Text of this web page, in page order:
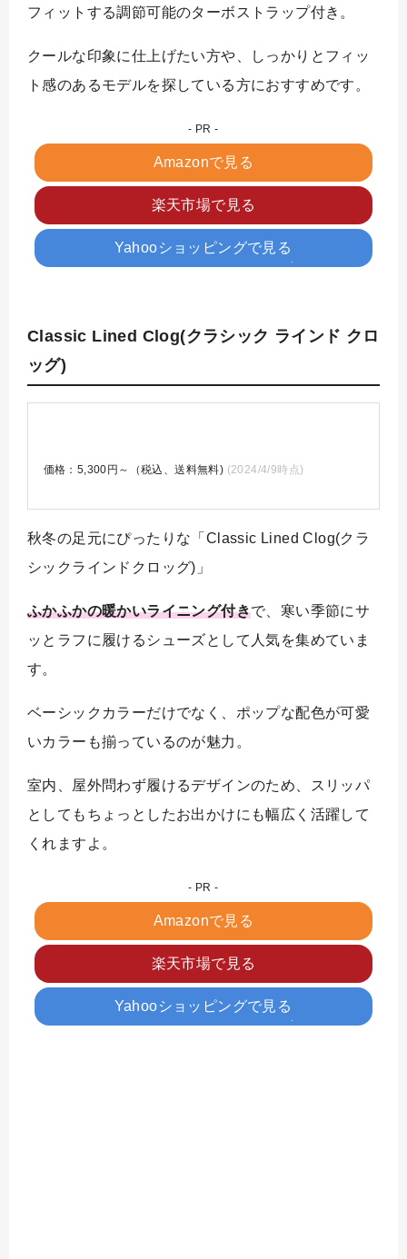
フィットする調節可能のターボストラップ付き。
クールな印象に仕上げたい方や、しっかりとフィッ
ト感のあるモデルを探している方におすすめです。
Amazonで見る
楽天市場で見る
Yahooショッピングで見る
Classic Lined Clog(クラシック ラインド クロ
ッグ)
価格：5,300円～（税込、送料無料) (2024/4/9時点)
秋冬の足元にぴったりな「Classic Lined Clog(クラ
シックラインドクロッグ)」
ふかふかの暖かいライニング付きで、寒い季節にサ
ッとラフに履けるシューズとして人気を集めていま
す。
ベーシックカラーだけでなく、ポップな配色が可愛
いカラーも揃っているのが魅力。
室内、屋外問わず履けるデザインのため、スリッパ
としてもちょっとしたお出かけにも幅広く活躍して
くれますよ。
Amazonで見る
楽天市場で見る
Yahooショッピングで見る